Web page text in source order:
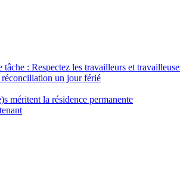
: Respectez les travailleurs et
réconciliation un jour férié
méritent la résidence permanente